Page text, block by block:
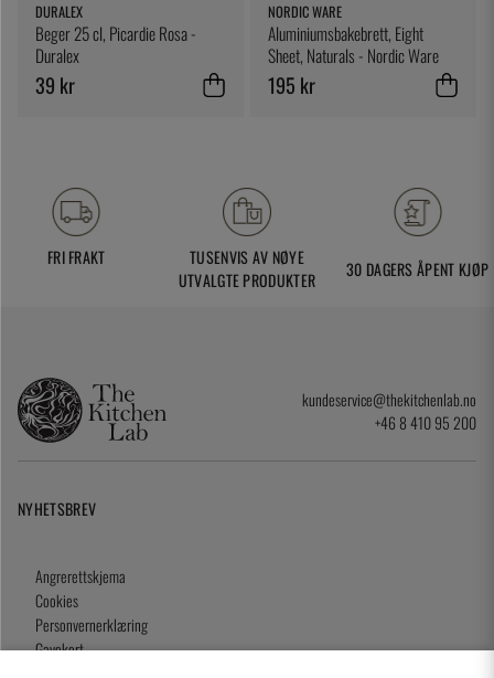
DURALEX
Beger 25 cl, Picardie Rosa -
Duralex
39 kr
NORDIC WARE
Aluminiumsbakebrett, Eight
Sheet, Naturals - Nordic Ware
195 kr
FRI FRAKT
TUSENVIS AV NØYE
UTVALGTE PRODUKTER
30 DAGERS ÅPENT KJØP
kundeservice@thekitchenlab.no
+46 8 410 95 200
NYHETSBREV
Angrerettskjema
Cookies
Personvernerklæring
Gavekort